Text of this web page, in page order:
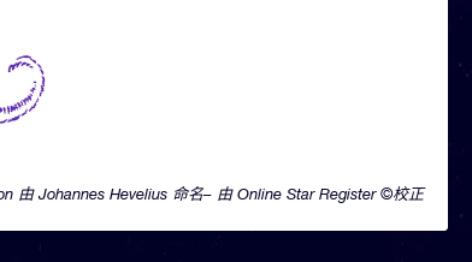
由 Johannes Hevelius 命名– 由 Online Star Register ©校正